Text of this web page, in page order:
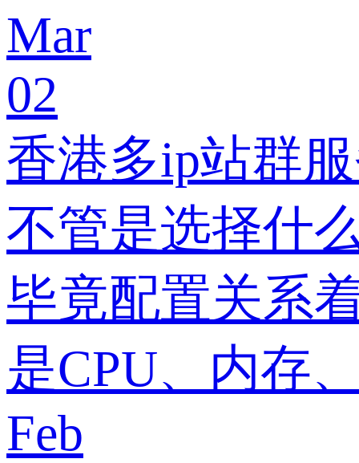
Mar
02
香港多ip站群
不管是选择什
毕竟配置关系
是CPU、内存
Feb